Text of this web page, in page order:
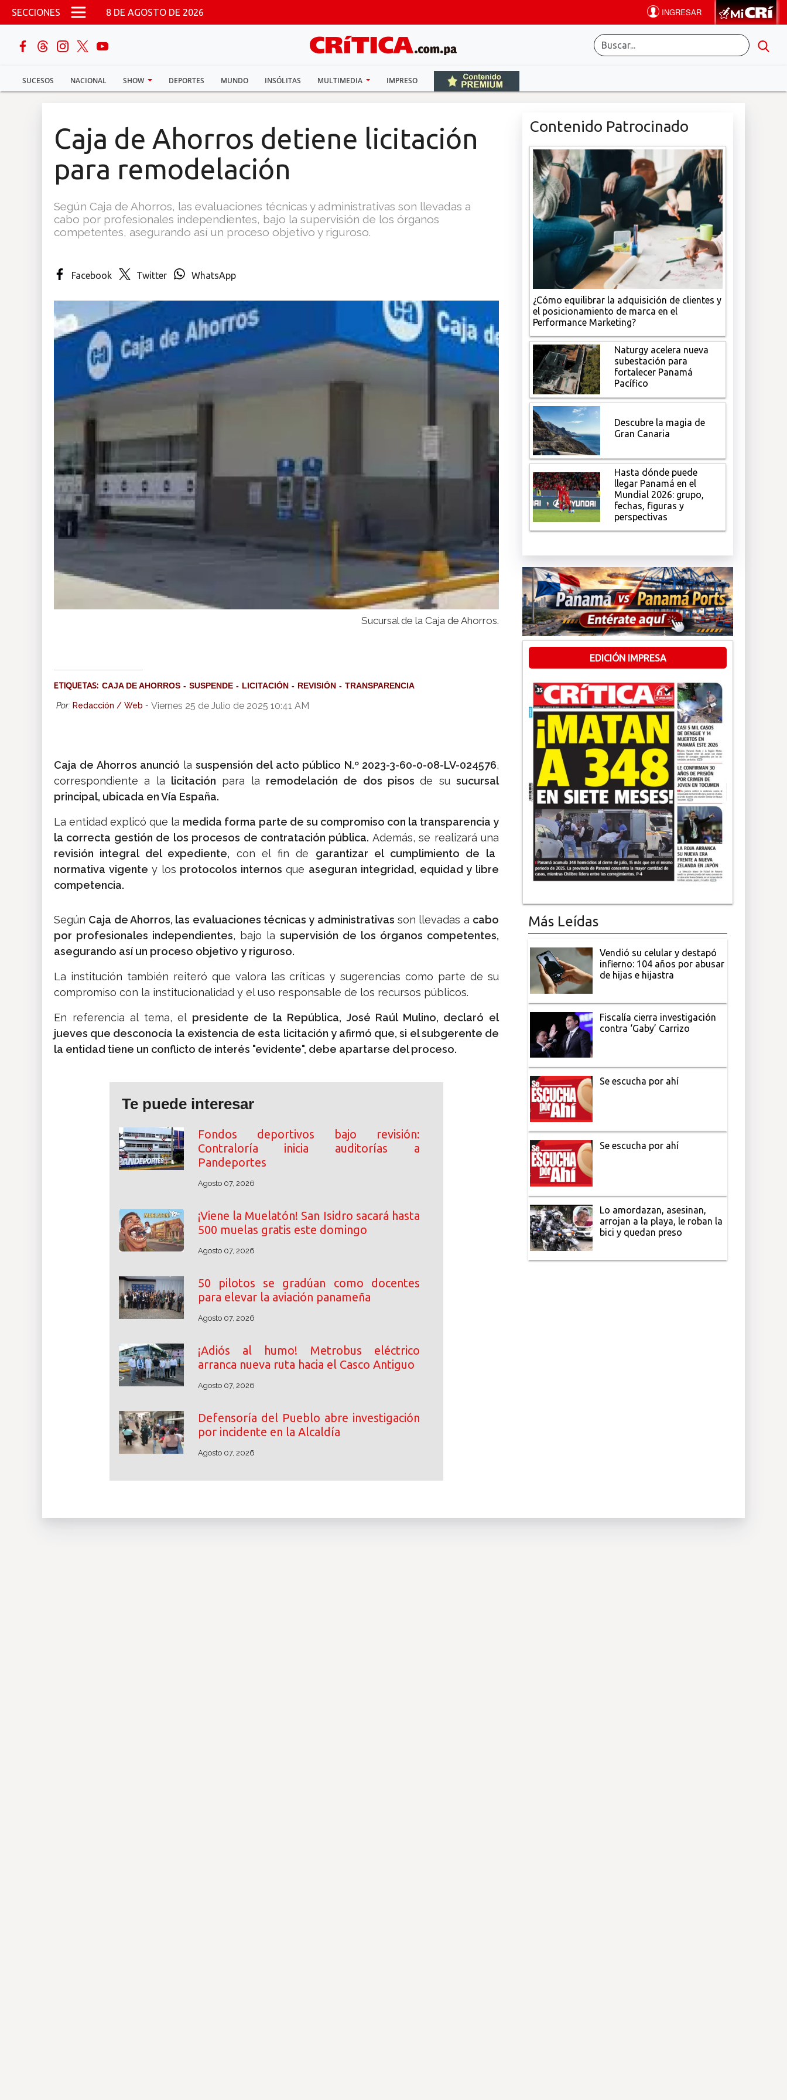
Pasar al contenido principal
SECCIONES 8 DE AGOSTO DE 2026
SUCESOS NACIONAL SHOW DEPORTES MUNDO INSÓLITAS MULTIMEDIA IMPRESO
buscar
Sucesos
Multimedia
Caja de Ahorros detiene licitación
para remodelación
Según Caja de Ahorros, las evaluaciones técnicas y administrativas son llevadas a
cabo por profesionales independientes, bajo la supervisión de los órganos
competentes, asegurando así un proceso objetivo y riguroso.
Facebook Twitter WhatsApp
Sucursal de la Caja de Ahorros.
ETIQUETAS: CAJA DE AHORROS SUSPENDE LICITACIÓN REVISIÓN TRANSPARENCIA
Por: Redacción / Web - Viernes 25 de Julio de 2025 10:41 AM
Caja de Ahorros anunció lasuspensión del acto público N.º 2023-3-60-0-08-LV-024576,
correspondiente a la licitación para la remodelación de dos pisosde susucursal
principal, ubicada en Vía España.
La entidad explicó que la medida forma parte de su compromiso con la transparencia y
la correcta gestión de los procesos de contratación pública. Además, se realizará una
revisión integral del expediente, con el fin de garantizar el cumplimiento de la
normativa vigente y los protocolos internos que aseguran integridad, equidad y libre
competencia.
Según Caja de Ahorros, las evaluaciones técnicas y administrativas son llevadas a cabo
por profesionales independientes, bajo la supervisión de los órganos competentes,
asegurando así un proceso objetivo y riguroso.
La institución también reiteró que valora las críticas y sugerencias como parte de su
compromiso con la institucionalidad y el uso responsable de los recursos públicos.
En referencia al tema, el presidente de la República, José Raúl Mulino, declaró el
jueves que desconocía la existencia de esta licitación y afirmó que, si el subgerente de
la entidad tiene un conflicto de interés "evidente", debe apartarse del proceso.
Te puede interesar
Fondos deportivos bajo revisión:
Contraloría inicia auditorías a
Pandeportes
Agosto 07, 2026
¡Viene la Muelatón! San Isidro sacará hasta
500 muelas gratis este domingo
Agosto 07, 2026
50 pilotos se gradúan como docentes
para elevar la aviación panameña
Agosto 07, 2026
¡Adiós al humo! Metrobus eléctrico
arranca nueva ruta hacia el Casco Antiguo
Agosto 07, 2026
Defensoría del Pueblo abre investigación
por incidente en la Alcaldía
Agosto 07, 2026
Contenido Patrocinado
¿Cómo equilibrar la adquisición de clientes y
el posicionamiento de marca en el
Performance Marketing?
Naturgy acelera nueva
subestación para
fortalecer Panamá
Pacífico
Descubre la magia de
Gran Canaria
Hasta dónde puede
llegar Panamá en el
Mundial 2026: grupo,
fechas, figuras y
perspectivas
EDICIÓN IMPRESA
Más Leídas
Vendió su celular y destapó
infierno: 104 años por abusar
de hijas e hijastra
Fiscalía cierra investigación
contra ‘Gaby’ Carrizo
Se escucha por ahí
Se escucha por ahí
Lo amordazan, asesinan,
arrojan a la playa, le roban la
bici y quedan preso